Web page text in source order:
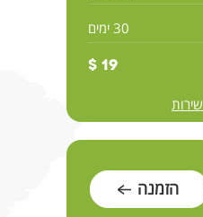
30 ימים
19 $
הזמנה